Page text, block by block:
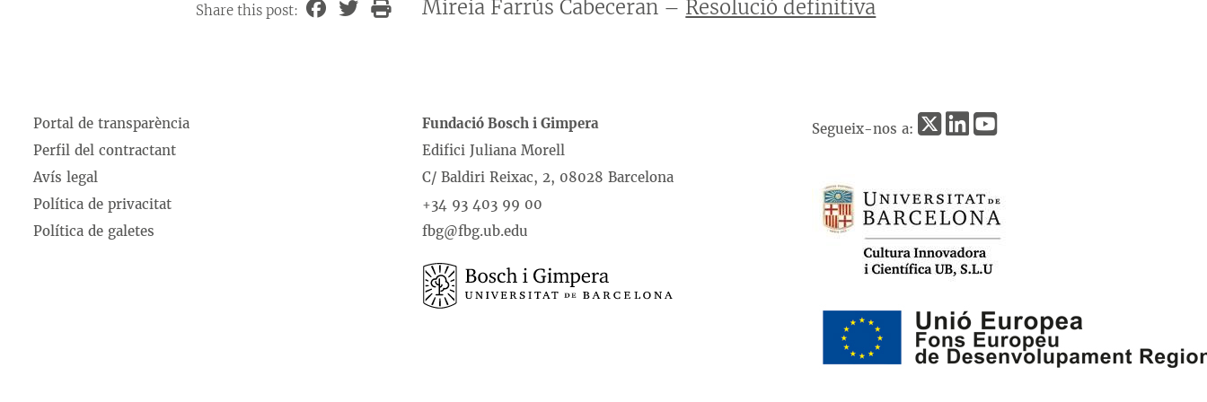
Mireia Farrús Cabeceran – Resolució definitiva
Share this post:
Portal de transparència
Perfil del contractant
Avís legal
Política de privacitat
Política de galetes
Fundació Bosch i Gimpera
Edifici Juliana Morell
C/ Baldiri Reixac, 2, 08028 Barcelona
+34 93 403 99 00
fbg@fbg.ub.edu
Segueix-nos a: